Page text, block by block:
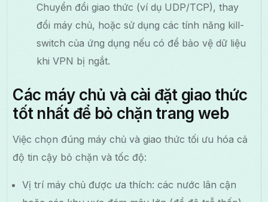
Chuyển đổi giao thức (ví dụ UDP/TCP), thay
đổi máy chủ, hoặc sử dụng các tính năng kill-
switch của ứng dụng nếu có để bảo vệ dữ liệu
khi VPN bị ngắt.
Các máy chủ và cài đặt giao thức
tốt nhất để bỏ chặn trang web
Việc chọn đúng máy chủ và giao thức tối ưu hóa cả
độ tin cậy bỏ chặn và tốc độ:
Vị trí máy chủ được ưa thích: các nước lân cận